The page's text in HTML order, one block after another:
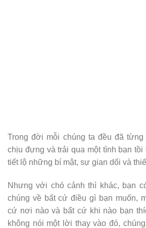
Trong đời mỗi chúng ta đều đã
chịu đựng và trải qua một tình bạn
tiết lộ những bí mật, sự gian dối và
Nhưng với chó cảnh thì khác, bạn
chúng về bất cứ điều gì bạn muốn,
cứ nơi nào và bất cứ khi nào bạn
không nói một lời thay vào đó,